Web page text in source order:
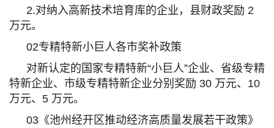
2.对纳入高新技术培育库的企业，县财政奖励 2
万元。
02专精特新小巨人各市奖补政策
对新认定的国家专精特新“小巨人”企业、省级专精
特新企业、市级专精特新企业分别奖励 30 万元、10
万元、5 万元。
03 《池州经开区推动经济高质量发展若干政策》